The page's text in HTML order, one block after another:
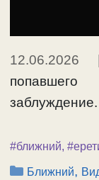
12.06.2026
#ближний,
Рубрики
Ближний,